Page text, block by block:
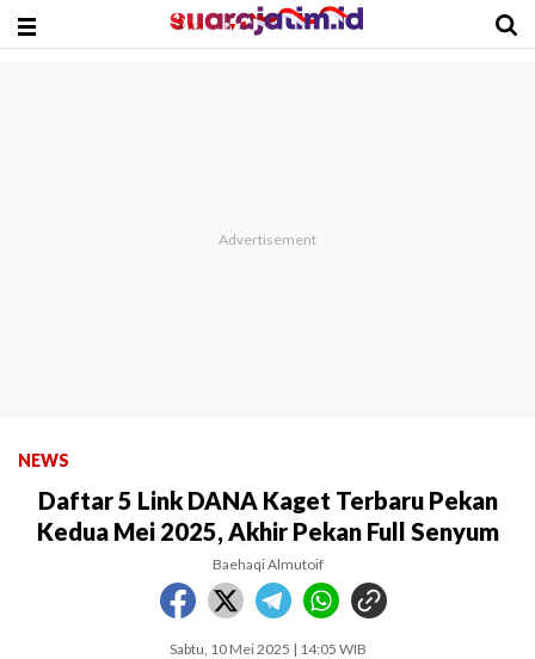
NEWS
Daftar 5 Link DANA Kaget Terbaru Pekan
Kedua Mei 2025, Akhir Pekan Full Senyum
Baehaqi Almutoif
Sabtu, 10 Mei 2025 | 14:05 WIB